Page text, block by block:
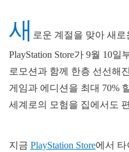
새 로운 계절을 맞아 새
PlayStation Store가 9월 10
로모션과 함께 한층 선선해
게임과 에디션을 최대 70%
세계로의 모험을 집에서도
지금 PlayStation Store에서 타